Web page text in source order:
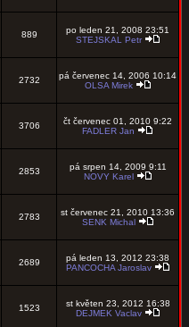
889
po leden 21, 2008 23:51
STEJSKAL Petr
2732
pá červenec 14, 2006 10:14
OLSA Mirek
3706
čt červenec 01, 2010 9:22
FADLER Jan
2853
pá srpen 14, 2009 9:11
NOVY Karel
2783
st červenec 21, 2010 13:36
SENK Michal
2689
pá leden 13, 2012 23:38
PANCOCHA Jaroslav
1523
st květen 23, 2012 16:38
DEJMEK Vaclav